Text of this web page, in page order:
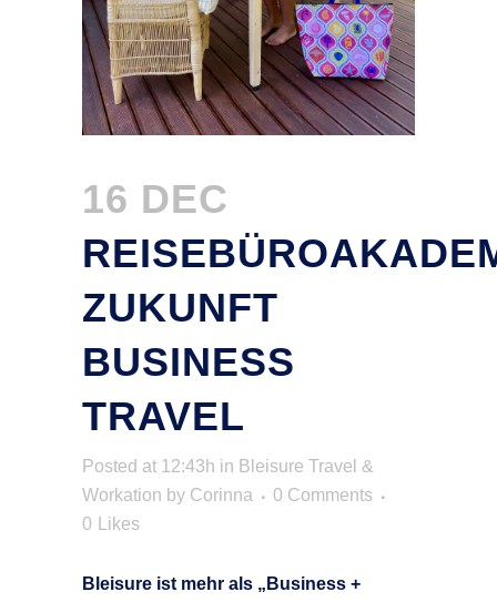
16 DEC
ZUKUNFT
BUSINESS
TRAVEL
Posted at 12:43h in Bleisure Travel &
Workation by Corinna
0 Comments
0
Likes
Bleisure ist mehr als „Business +